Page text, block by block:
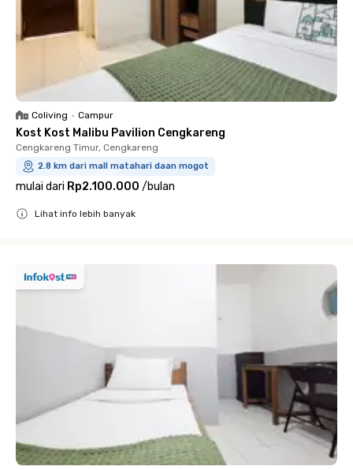
Coliving • Campur
Kost Kost Malibu Pavilion Cengkareng
Cengkareng Timur, Cengkareng
2.8 km dari mall matahari daan mogot
mulai dari Rp2.100.000 /bulan
Lihat info lebih banyak